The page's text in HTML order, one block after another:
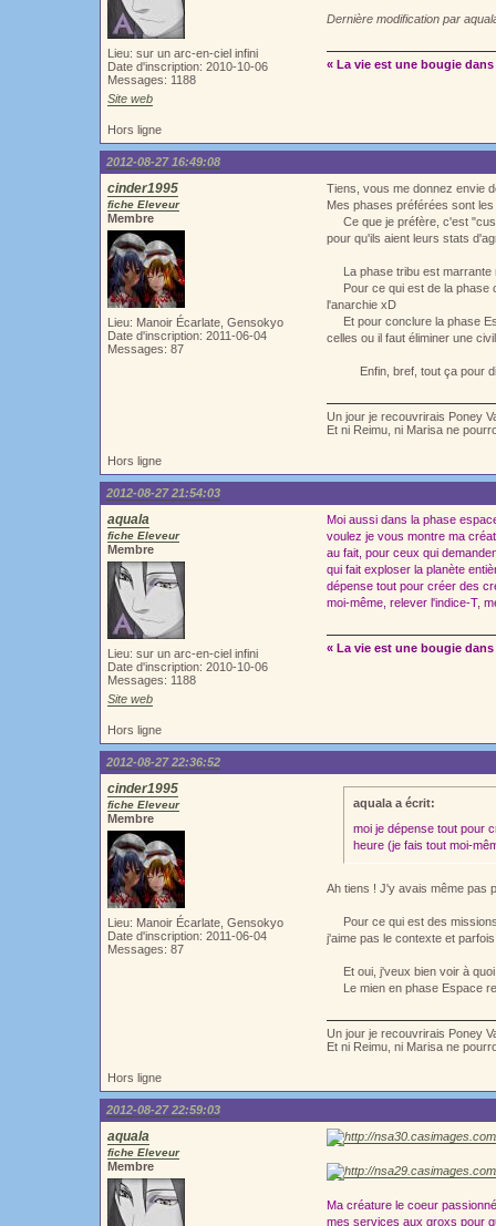
Lieu: sur un arc-en-ciel infini
Date d'inscription: 2010-10-06
Messages: 1188
Site web
Dernière modification par
« La vie est une bougie dans
Hors ligne
2012-08-27 16:49:08
cinder1995
fiche Eleveur
Membre
Lieu: Manoir Écarlate, Gensokyo
Date d'inscription: 2011-06-04
Messages: 87
Tiens, vous me donnez envie
Mes phases préférées sont
Ce que je préfère, c'est
pour qu'ils aient leurs stats
La phase tribu est marrante
Pour ce qui est de la phase
l'anarchie xD
Et pour conclure la phase
celles ou il faut éliminer une
Enfin, bref, tout ça pour
Un jour je recouvrirais Poney
Et ni Reimu, ni Marisa ne
Hors ligne
2012-08-27 21:54:03
aquala
fiche Eleveur
Membre
Lieu: sur un arc-en-ciel infini
Date d'inscription: 2010-10-06
Messages: 1188
Site web
Moi aussi dans la phase
voulez je vous montre ma
au fait, pour ceux qui
qui fait exploser la planète
dépense tout pour créer des
moi-même, relever l'indice-T,
« La vie est une bougie dans
Hors ligne
2012-08-27 22:36:52
cinder1995
fiche Eleveur
Membre
Lieu: Manoir Écarlate, Gensokyo
Date d'inscription: 2011-06-04
Messages: 87
aquala a écrit:
moi je dépense tout pour
heure (je fais tout moi-
Ah tiens ! J'y avais même pas
Pour ce qui est des
j'aime pas le contexte et
Et oui, j'veux bien voir à
Le mien en phase Espace
Un jour je recouvrirais Poney
Et ni Reimu, ni Marisa ne
Hors ligne
2012-08-27 22:59:03
aquala
fiche Eleveur
Membre
Ma créature le coeur
mes services aux groxs pour